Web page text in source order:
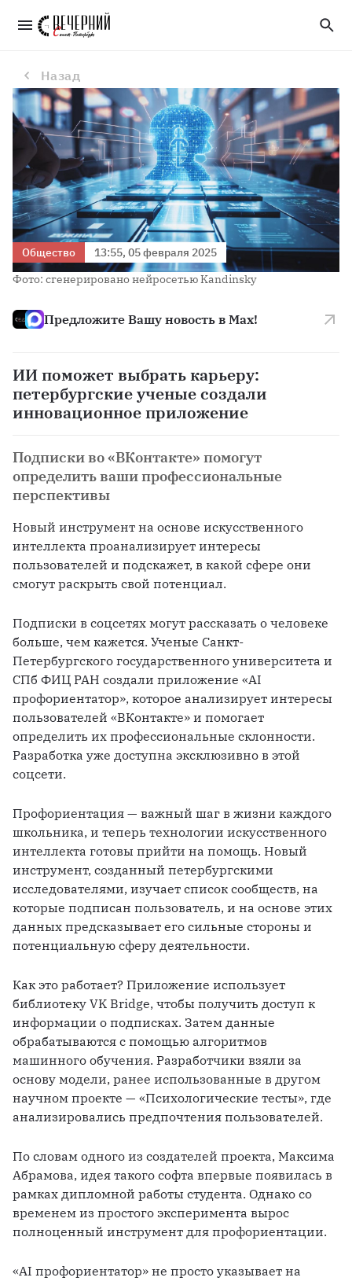
ИИ поможет выбрать карьеру: петербургские ученые создали инновационное приложение
Назад
Общество
13:55, 05 февраля 2025
Фото: сгенерировано нейросетью Kandinsky
Предложите Вашу новость в Max!
ИИ поможет выбрать карьеру:
петербургские ученые создали
инновационное приложение
Подписки во «ВКонтакте» помогут
определить ваши профессиональные
перспективы
Новый инструмент на основе искусственного
интеллекта проанализирует интересы
пользователей и подскажет, в какой сфере они
смогут раскрыть свой потенциал.
Подписки в соцсетях могут рассказать о человеке
больше, чем кажется. Ученые Санкт-
Петербургского государственного университета и
СПб ФИЦ РАН создали приложение «AI
профориентатор», которое анализирует интересы
пользователей «ВКонтакте» и помогает
определить их профессиональные склонности.
Разработка уже доступна эксклюзивно в этой
соцсети.
Профориентация — важный шаг в жизни каждого
школьника, и теперь технологии искусственного
интеллекта готовы прийти на помощь. Новый
инструмент, созданный петербургскими
исследователями, изучает список сообществ, на
которые подписан пользователь, и на основе этих
данных предсказывает его сильные стороны и
потенциальную сферу деятельности.
Как это работает? Приложение использует
библиотеку VK Bridge, чтобы получить доступ к
информации о подписках. Затем данные
обрабатываются с помощью алгоритмов
машинного обучения. Разработчики взяли за
основу модели, ранее использованные в другом
научном проекте — «Психологические тесты», где
анализировались предпочтения пользователей.
По словам одного из создателей проекта, Максима
Абрамова, идея такого софта впервые появилась в
рамках дипломной работы студента. Однако со
временем из простого эксперимента вырос
полноценный инструмент для профориентации.
«AI профориентатор» не просто указывает на